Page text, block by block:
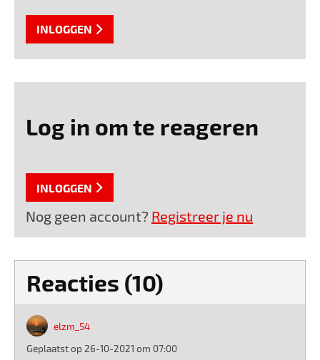
INLOGGEN
Log in om te reageren
INLOGGEN
Nog geen account? Registreer je nu
Reacties (10)
elzm_54
Geplaatst op 26-10-2021 om 07:00